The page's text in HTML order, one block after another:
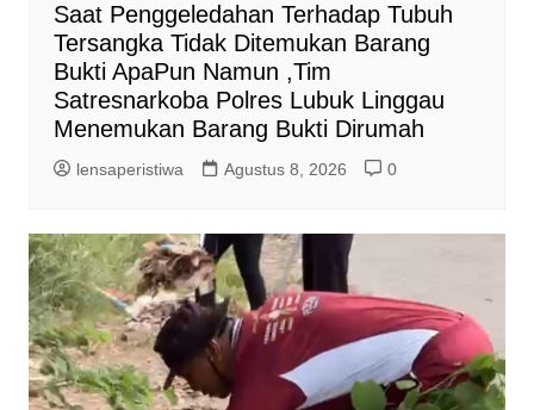
Saat Penggeledahan Terhadap Tubuh
Tersangka Tidak Ditemukan Barang
Bukti ApaPun Namun ,Tim
Satresnarkoba Polres Lubuk Linggau
Menemukan Barang Bukti Dirumah
lensaperistiwa Agustus 8, 2026 0